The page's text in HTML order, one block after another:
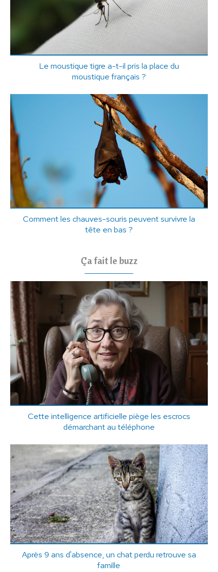
Le moustique tigre a-t-il pris la place du
moustique français ?
Comment les chauves-souris peuvent survivre la
tête en bas ?
Ça fait le buzz
Cette intelligence artificielle piège les escrocs
démarchant au téléphone
Après 9 ans d'absence, un chat perdu retrouve sa
famille